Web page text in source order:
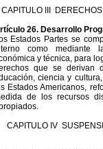
CAPITULO III
26. Desarrollo
Estados Partes se
como mediante
y técnica, para
que se derivan
ciencia y
Estados Americanos,
de los recursos
CAPITULO IV